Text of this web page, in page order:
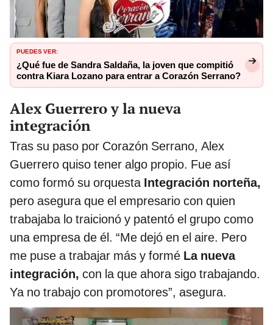
PUEDES VER:
¿Qué fue de Sandra Saldaña, la joven que compitió
contra Kiara Lozano para entrar a Corazón Serrano?
Alex Guerrero y la nueva
integración
Tras su paso por Corazón Serrano, Alex
Guerrero quiso tener algo propio. Fue así
como formó su orquesta Integración norteña,
pero asegura que el empresario con quien
trabajaba lo traicionó y patentó el grupo como
una empresa de él. “Me dejó en el aire. Pero
me puse a trabajar más y formé La nueva
integración, con la que ahora sigo trabajando.
Ya no trabajo con promotores”, asegura.